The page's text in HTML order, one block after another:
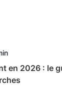
en 2026 : le